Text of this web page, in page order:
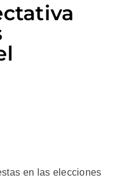
en las elecciones